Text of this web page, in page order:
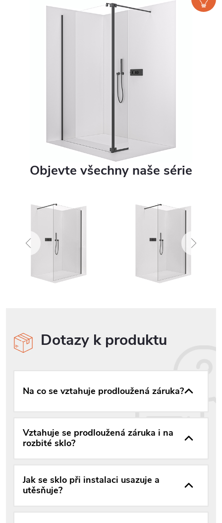
Objevte všechny naše série
Dotazy k produktu
Na co se vztahuje prodloužená záruka?
Vztahuje se prodloužená záruka i na
rozbité sklo?
Jak se sklo při instalaci usazuje a
utěsňuje?